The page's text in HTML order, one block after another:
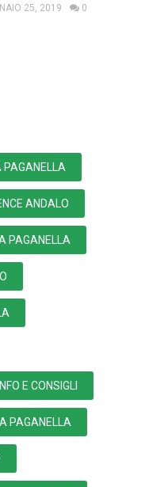
25, 2019 0
PAGANELLA
ANDALO
PAGANELLA
E CONSIGLI
PAGANELLA